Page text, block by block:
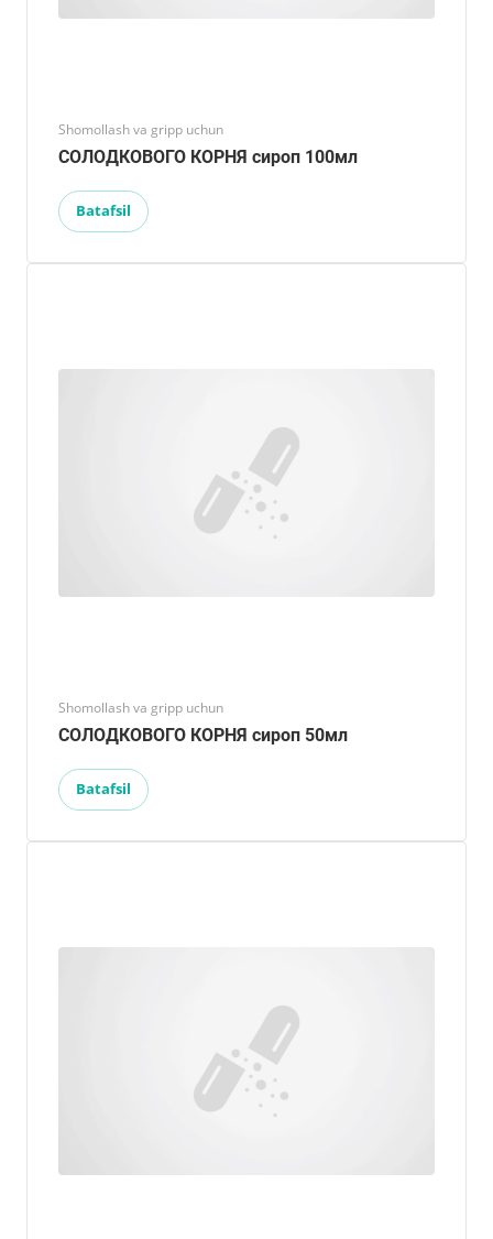
Shomollash va gripp uchun
СОЛОДКОВОГО КОРНЯ сироп 100мл
Batafsil
Shomollash va gripp uchun
СОЛОДКОВОГО КОРНЯ сироп 50мл
Batafsil